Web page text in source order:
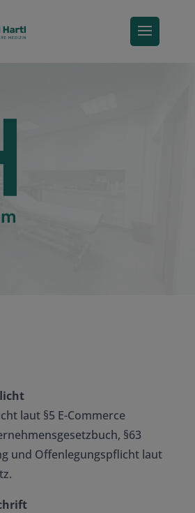
laut §5 E-Commerce
§63
und Offenlegungspflicht laut